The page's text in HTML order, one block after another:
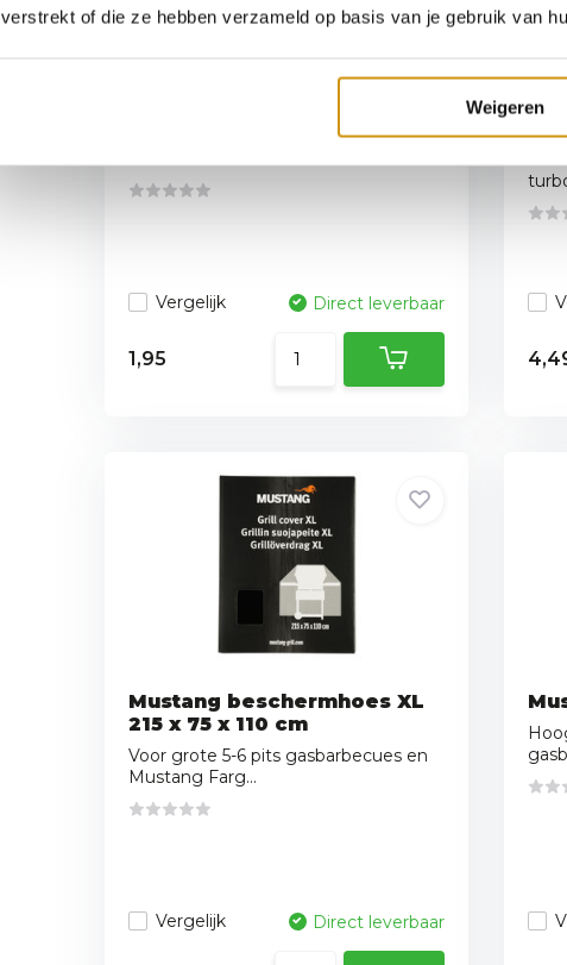
verstrekt of die ze hebben verzameld op basis van je gebruik van
Weigeren
Mustang Aanstekergas
Kleine Mustang aansteker gasvulling
Vergelijk Direct leverbaar
1,95
Mustang beschermhoes XL
215 x 75 x 110 cm
Voor grote 5-6 pits gasbarbecues en
Mustang Farg...
Vergelijk Direct leverbaar